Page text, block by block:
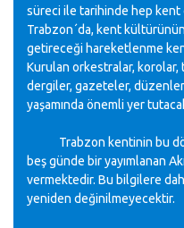
süreci ile tarihinde hep
Trabzon´da, kent
getireceği hareketlenme
Kurulan orkestralar, korolar,
dergiler, gazeteler,
yaşamında önemli yer
Trabzon kentinin bu
beş günde bir yayımlanan
vermektedir. Bu bilgilere
yeniden değinilmeyecektir.